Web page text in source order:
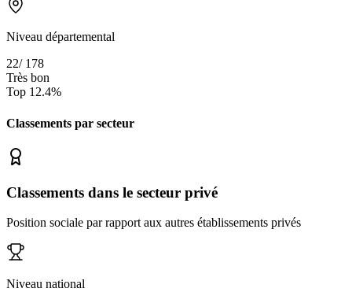
Niveau départemental
22/ 178
Très bon
Top 12.4%
Classements par secteur
Classements dans le secteur privé
Position sociale par rapport aux autres établissements privés
Niveau national